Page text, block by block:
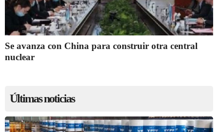
Se avanza con China para construir otra central
nuclear
Últimas noticias